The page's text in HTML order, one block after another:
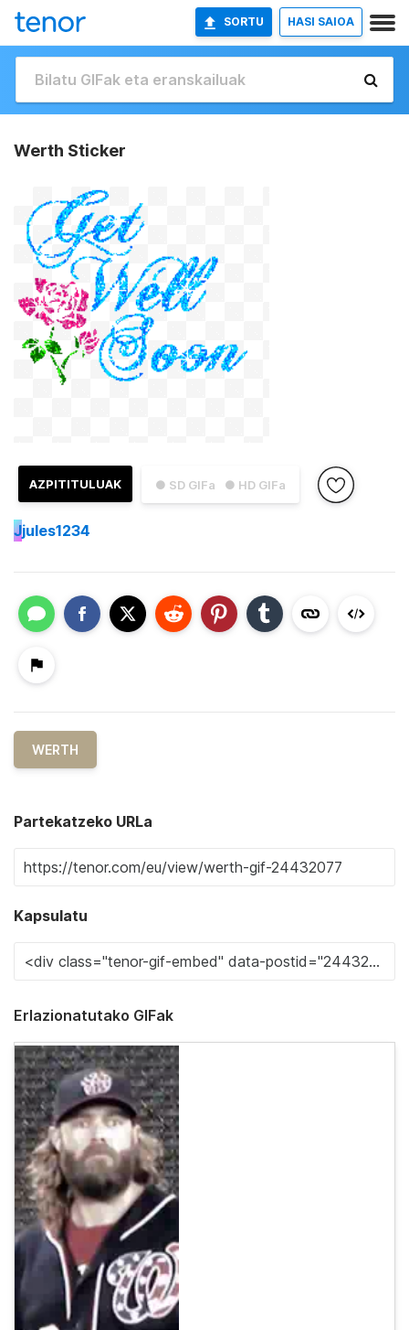
SORTU HASI SAIOA
Werth Sticker
● SD GIFa ● HD GIFa
AZPITITULUAK
Jjules1234
WERTH
Partekatzeko URLa
Kapsulatu
Erlazionatutako GIFak